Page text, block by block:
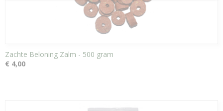
Zachte Beloning Zalm - 500 gram
€ 4,00